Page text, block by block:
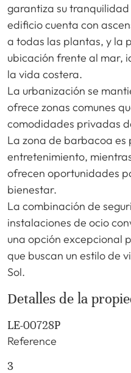
garantiza su
edificio cuenta con
a todas las plantas, y la
ubicación frente al mar,
la vida costera.
La urbanización se
ofrece zonas comunes
comodidades privadas
La zona de barbacoa
entretenimiento,
ofrecen oportunidades
bienestar.
La combinación de
instalaciones de ocio
una opción excepcional
que buscan un estilo de
Sol.
Detalles de la
LE-00728P
Reference
3